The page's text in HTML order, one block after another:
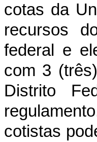
cotas da
recursos
federal e
com 3
Distrito
cotistas